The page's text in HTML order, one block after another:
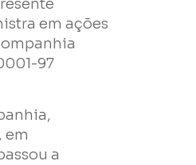
em ações
97
em
a